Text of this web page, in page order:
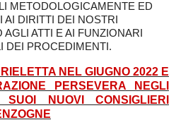
METODOLOGICAMENTE ED
AI DIRITTI
DEI NOSTRI
AGLI ATTI E AI FUNZIONARI
DEI PROCEDIMENTI.
NEL GIUGNO 2022 E
PERSEVERA NEGLI
NUOVI CONSIGLIERI